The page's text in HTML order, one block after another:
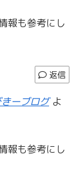
報も参考にし
返信
ーブログ よ
報も参考にし